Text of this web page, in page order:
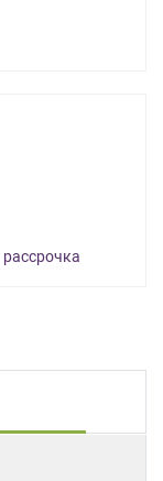
рассрочка